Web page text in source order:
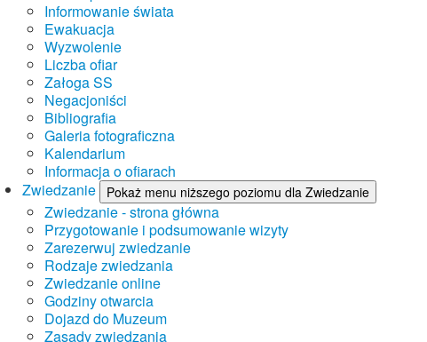
Informowanie świata
Ewakuacja
Wyzwolenie
Liczba ofiar
Załoga SS
Negacjoniści
Bibliografia
Galeria fotograficzna
Kalendarium
Informacja o ofiarach
Zwiedzanie
Pokaż menu niższego poziomu dla Zwiedzanie
Zwiedzanie - strona główna
Przygotowanie i podsumowanie wizyty
Zarezerwuj zwiedzanie
Rodzaje zwiedzania
Zwiedzanie online
Godziny otwarcia
Dojazd do Muzeum
Zasady zwiedzania